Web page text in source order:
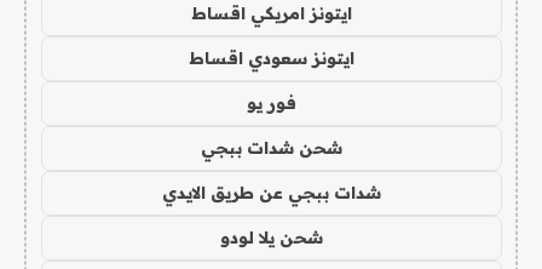
ايتونز امريكي اقساط
ايتونز سعودي اقساط
فور يو
شحن شدات ببجي
شدات ببجي عن طريق الايدي
شحن يلا لودو